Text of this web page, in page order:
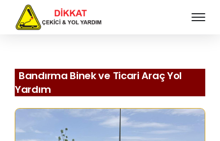
Bandırma Binek ve Ticari Araç Yol
Yardım